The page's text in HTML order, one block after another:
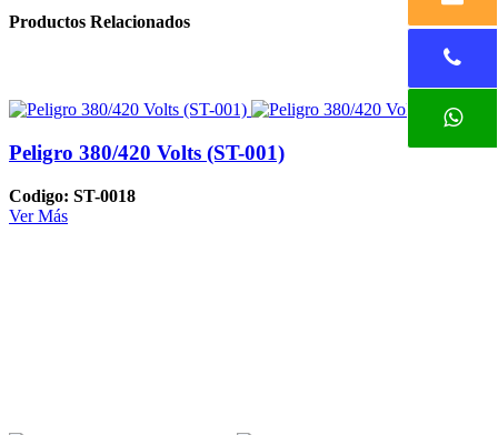
Productos Relacionados
Peligro 380/420 Volts (ST-001)
Codigo: ST-0018
Ver Más